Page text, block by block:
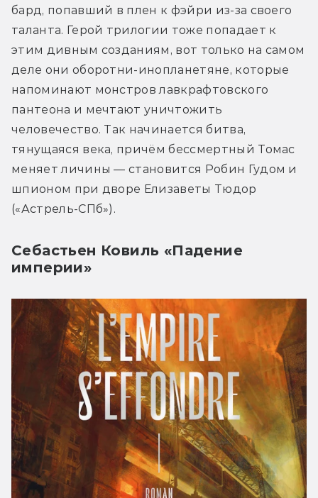
бард, попавший в плен к фэйри из-за своего
таланта. Герой трилогии тоже попадает к
этим дивным созданиям, вот только на самом
деле они оборотни-инопланетяне, которые
напоминают монстров лавкрафтовского
пантеона и мечтают уничтожить
человечество. Так начинается битва,
тянущаяся века, причём бессмертный Томас
меняет личины ― становится Робин Гудом и
шпионом при дворе Елизаветы Тюдор
(«Астрель-СПб»).
Себастьен Ковиль «Падение
империи»